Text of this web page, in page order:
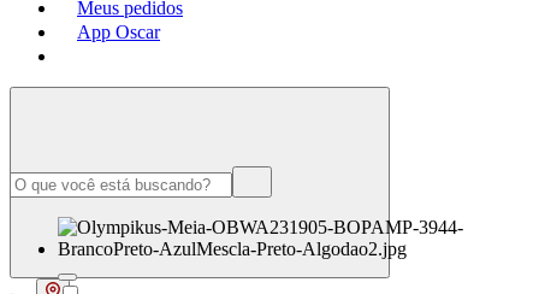
Meus pedidos
App Oscar